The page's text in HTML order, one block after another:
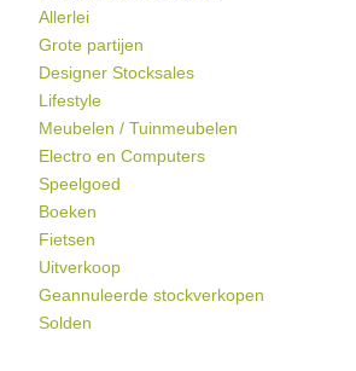
Allerlei
Grote partijen
Designer Stocksales
Lifestyle
Meubelen / Tuinmeubelen
Electro en Computers
Speelgoed
Boeken
Fietsen
Uitverkoop
Geannuleerde stockverkopen
Solden